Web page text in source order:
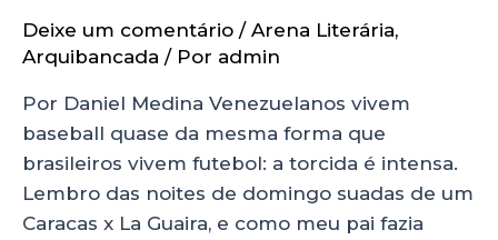
Deixe um comentário / Arena Literária,
Arquibancada / Por admin
Por Daniel Medina Venezuelanos vivem
baseball quase da mesma forma que
brasileiros vivem futebol: a torcida é intensa.
Lembro das noites de domingo suadas de um
Caracas x La Guaira, e como meu pai fazia